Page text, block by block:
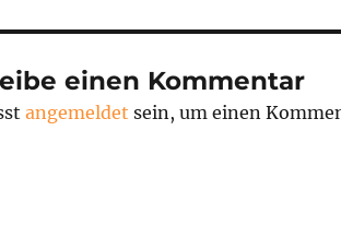
einen Kommentar
angemeldet sein, um einen